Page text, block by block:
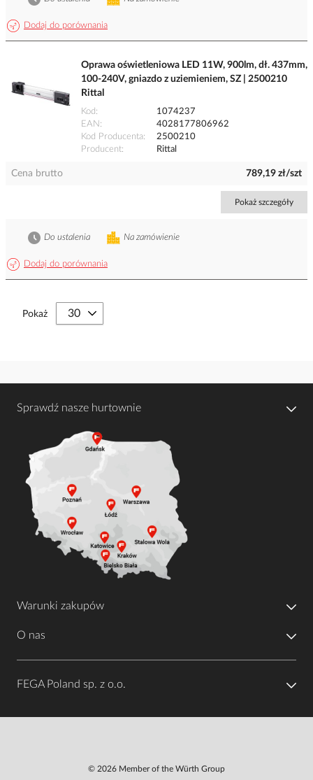
Dodaj do porównania
Oprawa oświetleniowa LED 11W, 900lm, dł. 437mm,
100-240V, gniazdo z uziemieniem, SZ | 2500210
Rittal
Kod
1074237
EAN
4028177806962
Kod Producenta
2500210
Producent
Rittal
Cena brutto 789,19 zł/szt
Pokaż szczegóły
Dodaj do porównania
Na zamówienie
Do ustalenia
Pokaż
Sprawdź nasze hurtownie
Warunki zakupów
O nas
FEGA Poland sp. z o.o.
© 2026 Member of the Würth Group